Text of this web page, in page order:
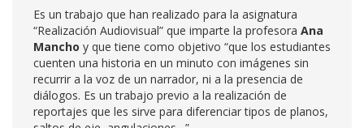
Es un trabajo que han realizado para la asignatura
“Realización Audiovisual” que imparte la profesora Ana
Mancho y que tiene como objetivo “que los estudiantes
cuenten una historia en un minuto con imágenes sin
recurrir a la voz de un narrador, ni a la presencia de
diálogos. Es un trabajo previo a la realización de
reportajes que les sirve para diferenciar tipos de planos,